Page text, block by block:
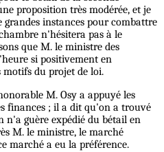
proposition très modérée, et je
instances pour combattre
n'hésitera pas à le
que M. le ministre des
si positivement en
motifs du projet de loi.
M. Osy a appuyé les
finances ; il a dit qu'on a trouvé
n'a guère expédié du bétail en
M. le ministre, le marché
marché a eu la préférence.